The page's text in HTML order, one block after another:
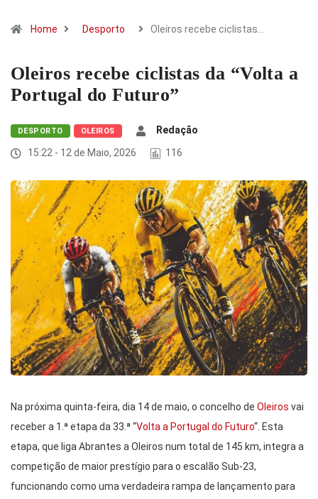
Home Desporto Oleiros recebe ciclistas…
Oleiros recebe ciclistas da “Volta a
Portugal do Futuro”
DESPORTO OLEIROS
Redação
15:22 - 12 de Maio, 2026
116
Na próxima quinta-feira, dia 14 de maio, o concelho de Oleiros vai
receber a 1.ª etapa da 33.ª “Volta a Portugal do Futuro“. Esta
etapa, que liga Abrantes a Oleiros num total de 145 km, integra a
competição de maior prestígio para o escalão Sub-23,
funcionando como uma verdadeira rampa de lançamento para